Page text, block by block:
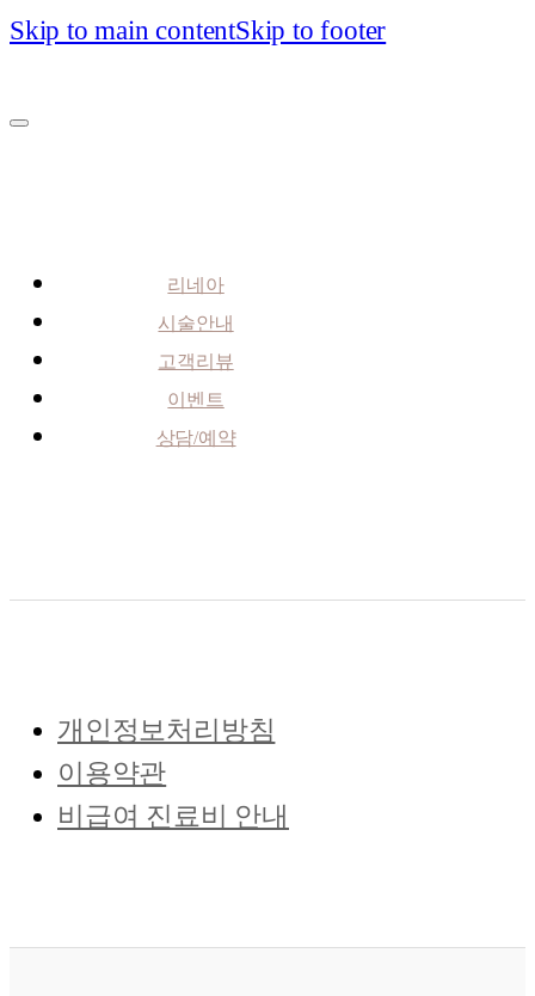
Skip to main contentSkip to footer
리네아
시술안내
고객리뷰
이벤트
상담/예약
개인정보처리방침
이용약관
비급여 진료비 안내